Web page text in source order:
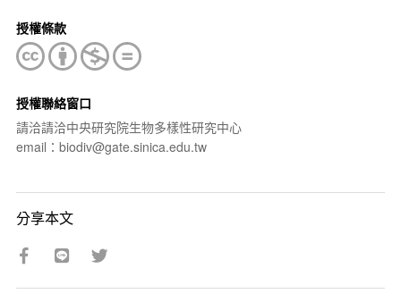
授權條款
授權聯絡窗口
請洽請洽中央研究院生物多樣性研究中心
email：biodiv@gate.sinica.edu.tw
分享本文